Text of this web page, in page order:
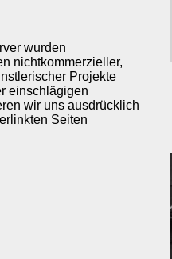
wurden
nichtkommerzieller,
Projekte
einschlägigen
wir uns ausdrücklich
Seiten